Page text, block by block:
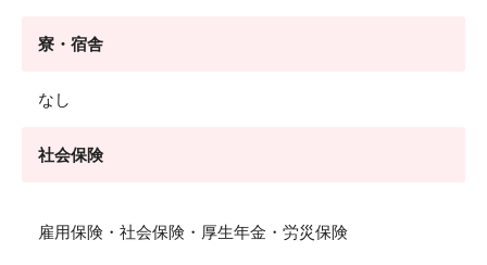
寮・宿舎
なし
社会保険
雇用保険・社会保険・厚生年金・労災保険